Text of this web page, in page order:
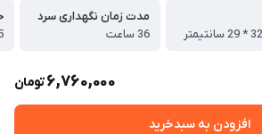
مدت زمان نگهداری سرد
36 ساعت
15
6,760,000تومان
افزودن به سبدخرید